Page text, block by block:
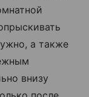
а также
внизу